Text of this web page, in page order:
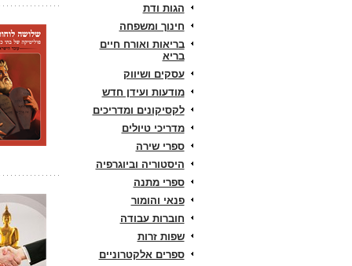
הגות ודת
חינוך ומשפחה
בריאות ואורח חיים
בריא
עסקים ושיווק
מודעות ועידן חדש
לקסיקונים ומדריכים
מדריכי טיולים
ספרי שירה
היסטוריה וביוגרפיה
ספרי מתנה
פנאי והומור
חוברות עבודה
שפות זרות
ספרים אלקטרוניים